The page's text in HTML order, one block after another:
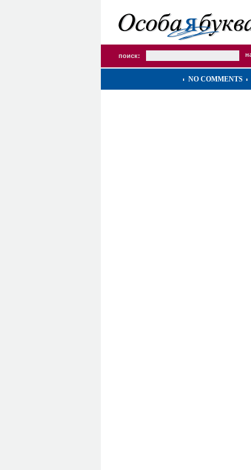
поиск:
NO COMMENTS